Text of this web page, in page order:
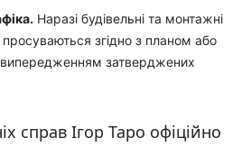
Наразі будівельні та монтажні
просуваються згідно з планом або
випередженням затверджених
справ Ігор Таро офіційно